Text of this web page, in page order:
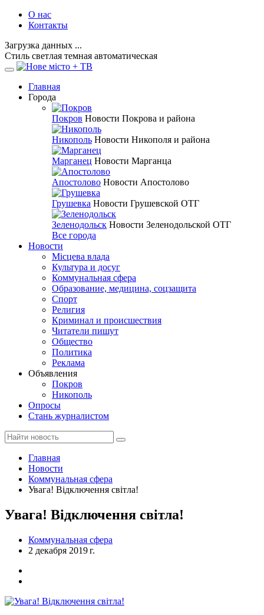
О нас
Контакты
Загрузка данных ...
Стиль светлая темная автоматическая
Главная
Города
Покров Новости Покрова и района
Никополь Новости Никополя и района
Марганец Новости Марганца
Апостолово Новости Апостолово
Грушевка Новости Грушевской ОТГ
Зеленодольск Новости Зеленодольской ОТГ
Все города
Новости
Місцева влада
Культура и досуг
Коммунальная сфера
Образование, медицина, соцзащита
Спорт
Религия
Криминал и происшествия
Читатели пишут
Общество
Политика
Реклама
Объявления
Покров
Никополь
Опросы
Стань журналистом
Главная
Новости
Коммунальная сфера
Увага! Відключення світла!
Увага! Відключення світла!
Коммунальная сфера
2 декабря 2019 г.